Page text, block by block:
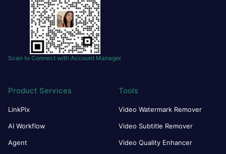
Scan to Connect with Account Manager
Product Services
LinkPix
AI Workflow
Agent
Tools
Video Watermark Remover
Video Subtitle Remover
Video Quality Enhancer